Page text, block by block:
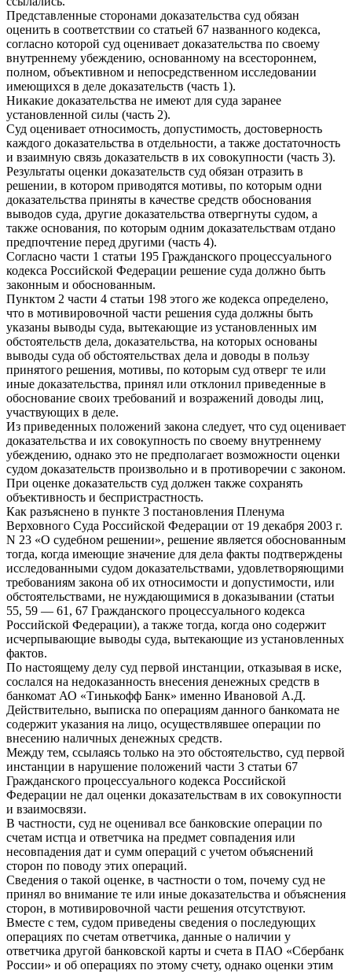
Представленные сторонами доказательства суд обязан
оценить в соответствии со статьей 67 названного кодекса,
согласно которой суд оценивает доказательства по своему
внутреннему убеждению, основанному на всестороннем,
полном, объективном и непосредственном исследовании
имеющихся в деле доказательств (часть 1).
Никакие доказательства не имеют для суда заранее
установленной силы (часть 2).
Суд оценивает относимость, допустимость, достоверность
каждого доказательства в отдельности, а также достаточность
и взаимную связь доказательств в их совокупности (часть 3).
Результаты оценки доказательств суд обязан отразить в
решении, в котором приводятся мотивы, по которым одни
доказательства приняты в качестве средств обоснования
выводов суда, другие доказательства отвергнуты судом, а
также основания, по которым одним доказательствам отдано
предпочтение перед другими (часть 4).
Согласно части 1 статьи 195 Гражданского процессуального
кодекса Российской Федерации решение суда должно быть
законным и обоснованным.
Пунктом 2 части 4 статьи 198 этого же кодекса определено,
что в мотивировочной части решения суда должны быть
указаны выводы суда, вытекающие из установленных им
обстоятельств дела, доказательства, на которых основаны
выводы суда об обстоятельствах дела и доводы в пользу
принятого решения, мотивы, по которым суд отверг те или
иные доказательства, принял или отклонил приведенные в
обоснование своих требований и возражений доводы лиц,
участвующих в деле.
Из приведенных положений закона следует, что суд оценивает
доказательства и их совокупность по своему внутреннему
убеждению, однако это не предполагает возможности оценки
судом доказательств произвольно и в противоречии с законом.
При оценке доказательств суд должен также сохранять
объективность и беспристрастность.
Как разъяснено в пункте 3 постановления Пленума
Верховного Суда Российской Федерации от 19 декабря 2003 г.
N 23 «О судебном решении», решение является обоснованным
тогда, когда имеющие значение для дела факты подтверждены
исследованными судом доказательствами, удовлетворяющими
требованиям закона об их относимости и допустимости, или
обстоятельствами, не нуждающимися в доказывании (статьи
55, 59 — 61, 67 Гражданского процессуального кодекса
Российской Федерации), а также тогда, когда оно содержит
исчерпывающие выводы суда, вытекающие из установленных
фактов.
По настоящему делу суд первой инстанции, отказывая в иске,
сослался на недоказанность внесения денежных средств в
банкомат АО «Тинькофф Банк» именно Ивановой А.Д.
Действительно, выписка по операциям данного банкомата не
содержит указания на лицо, осуществлявшее операции по
внесению наличных денежных средств.
Между тем, ссылаясь только на это обстоятельство, суд первой
инстанции в нарушение положений части 3 статьи 67
Гражданского процессуального кодекса Российской
Федерации не дал оценки доказательствам в их совокупности
и взаимосвязи.
В частности, суд не оценивал все банковские операции по
счетам истца и ответчика на предмет совпадения или
несовпадения дат и сумм операций с учетом объяснений
сторон по поводу этих операций.
Сведения о такой оценке, в частности о том, почему суд не
принял во внимание те или иные доказательства и объяснения
сторон, в мотивировочной части решения отсутствуют.
Вместе с тем, судом приведены сведения о последующих
операциях по счетам ответчика, данные о наличии у
ответчика другой банковской карты и счета в ПАО «Сбербанк
России» и об операциях по этому счету, однако оценки этим